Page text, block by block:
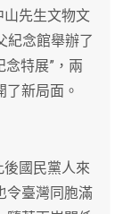
先生文物文
紀念館舉辦了
特展”，兩
新局面。
國民黨人來
令臺灣同胞滿